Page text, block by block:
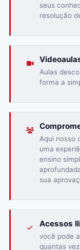
seus
resolução
Aulas
forma a
Aqui nosso
uma
ensino
sua
Acessos
você pode
quantas